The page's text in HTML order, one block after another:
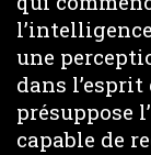
une
dans
présuppose
capable de